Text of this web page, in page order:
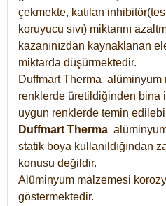
çekmekte, katılan
koruyucu sıvı) miktarını
kazanınızdan kaynaklanan
miktarda düşürmektedir.
Duffmart Therma alüminyum
renklerde üretildiğinden bina
uygun renklerde temin
Duffmart Therma
statik boya kullanıldığından
konusu değildir.
Alüminyum malzemesi
göstermektedir.